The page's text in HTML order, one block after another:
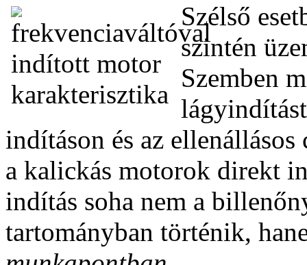
Szélső
szintén
Szemben
indításon és az
a kalickás motorok direkt
indítás soha nem a
tartományban történik,